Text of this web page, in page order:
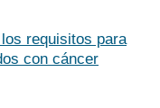
requisitos para
con cáncer